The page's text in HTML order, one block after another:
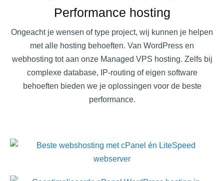
Performance hosting
Ongeacht je wensen of type project, wij kunnen je helpen
met alle hosting behoeften. Van WordPress en
webhosting tot aan onze Managed VPS hosting. Zelfs bij
complexe database, IP-routing of eigen software
behoeften bieden we je oplossingen voor de beste
performance.